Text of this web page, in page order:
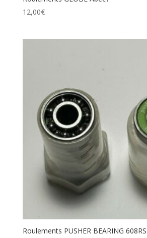
12,00€
Roulements PUSHER BEARING 608RS